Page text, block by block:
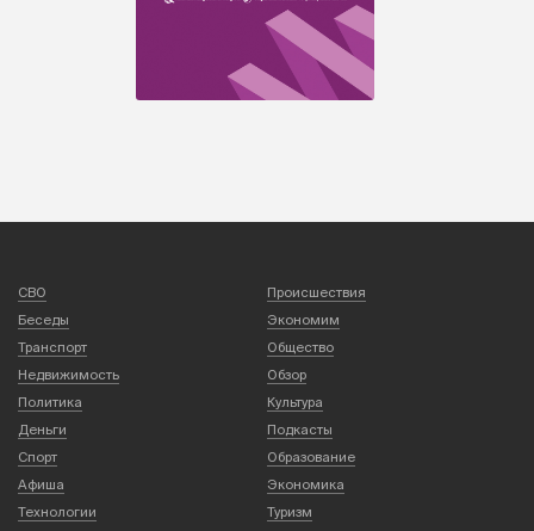
СВО
Происшествия
Беседы
Экономим
Транспорт
Общество
Недвижимость
Обзор
Политика
Культура
Деньги
Подкасты
Спорт
Образование
Афиша
Экономика
Технологии
Туризм